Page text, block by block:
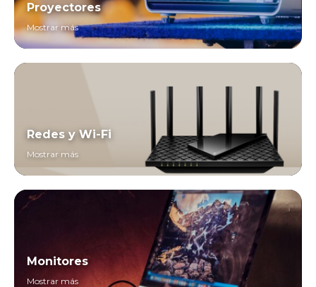
Proyectores
Mostrar más
Redes y Wi-Fi
Mostrar más
Monitores
Mostrar más